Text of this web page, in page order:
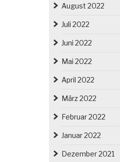
August 2022
Juli 2022
Juni 2022
Mai 2022
April 2022
März 2022
Februar 2022
Januar 2022
Dezember 2021